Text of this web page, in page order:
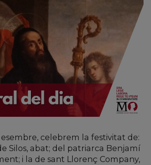
celebrem la festivitat de:
Silos, abat; del patriarca Benjamí
i la de sant Llorenç Company,